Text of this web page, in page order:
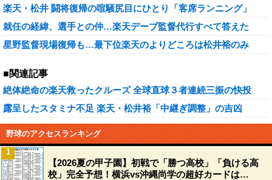
楽天・松井 闘将復帰の喧騒尻目にひとり「客席ランニング」
就任の経緯、選手との仲…楽天デーブ監督代行すべて答えた
星野監督現場復帰も…最下位楽天のよりどころは松井裕のみ
■関連記事
絶体絶命の楽天救ったクルーズ 全球直球３者連続三振の快投
露呈したスタミナ不足 楽天・松井裕「中継ぎ調整」の吉凶
野球のアクセスランキング
【2026夏の甲子園】初戦で「勝つ高校」「負ける高
校」完全予想！横浜vs沖縄尚学の超好カードは…
1